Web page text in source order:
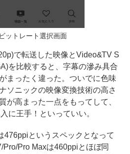
ットレート選択画面
で転送した映像とVideo&TV S
を比較すると、字幕の滲み具合
まったく違った。ついでに色味
ソニックの映像変換技術の高さ
が高まった一点をもってして、
に王手！といっていい。
476ppiというスペックとなって
Pro Maxは460ppiとほぼ同